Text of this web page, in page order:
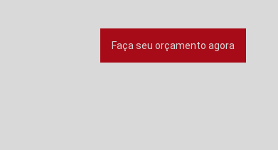
Faça seu orçamento agora